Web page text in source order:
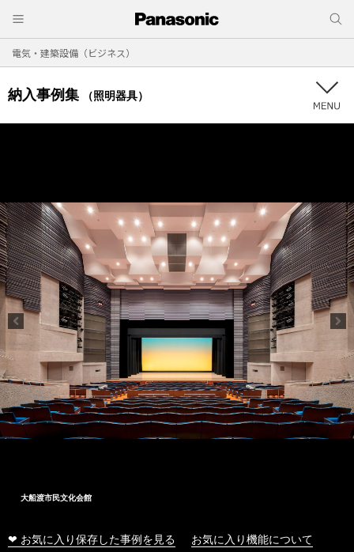
電気・建築設備（ビジネス）
納入事例集 （照明器具）
大船渡市民文化会館
❤ お気に入り保存した事例を見る お気に入り機能について